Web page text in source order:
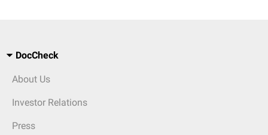
DocCheck
About Us
Investor Relations
Press